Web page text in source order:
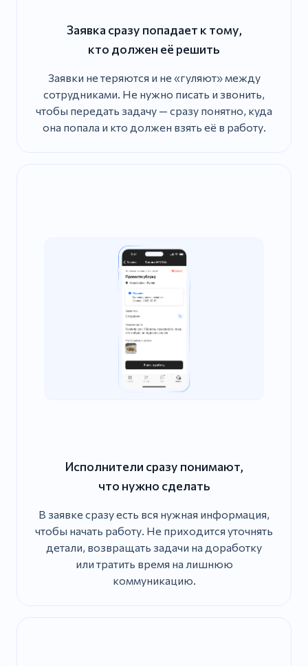
Заявка сразу попадает к тому,
кто должен её решить
Заявки не теряются и не «гуляют» между
сотрудниками. Не нужно писать и звонить,
чтобы передать задачу — сразу понятно, куда
она попала и кто должен взять её в работу.
Исполнители сразу понимают,
что нужно сделать
В заявке сразу есть вся нужная информация,
чтобы начать работу. Не приходится уточнять
детали, возвращать задачи на доработку
или тратить время на лишнюю
коммуникацию.